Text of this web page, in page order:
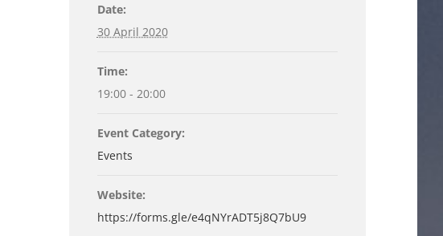
Date:
30 April 2020
Time:
19:00 - 20:00
Event Category:
Events
Website:
https://forms.gle/e4qNYrADT5j8Q7bU9